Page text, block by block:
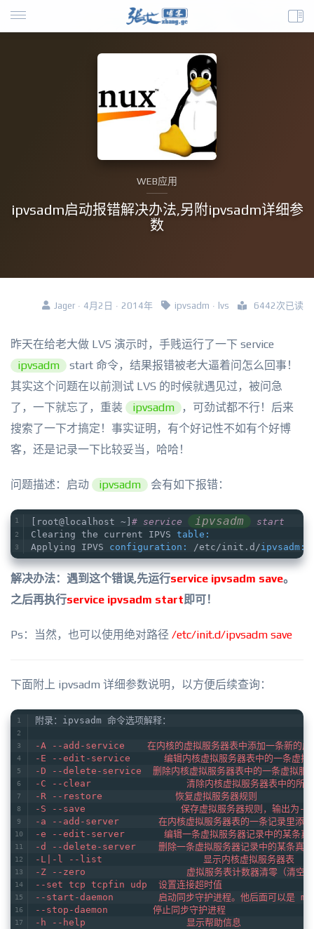
WEB应用
ipvsadm启动报错解决办法,另附ipvsadm详细参
数
Jager · 4月2日 · 2014年 ipvsadm · lvs 6442次已读
昨天在给老大做 LVS 演示时，手贱运行了一下 service
ipvsadm
start 命令，结果报错被老大逼着问怎么回事！
其实这个问题在以前测试 LVS 的时候就遇见过，被问急
了，一下就忘了，重装
ipvsadm
，可劲试都不行！后来
搜索了一下才搞定！事实证明，有个好记性不如有个好博
客，还是记录一下比较妥当，哈哈！
问题描述：启动 ipvsadm 会有如下报错：
[root@localhost ~] # service ipvsadm
start
Clearing the current IPVS table:
Applying IPVS configuration: /etc/init.d/ipvsadm:
解决办法：遇到这个错误,先运行service ipvsadm save。
之后再执行service ipvsadm start即可！
Ps：当然，也可以使用绝对路径 /etc/init.d/ipvsadm save
下面附上 ipvsadm 详细参数说明，以方便后续查询：
附录：ipvsadm 命令选项解释：
-A --add-service    在内核的虚拟服务器表中添加一条新的虚
-E --edit-service      编辑内核虚拟服务器表中的一条虚
-D --delete-service  删除内核虚拟服务器表中的一条虚拟
-C --clear                 清除内核虚拟服务器表中的所
-R --restore             恢复虚拟服务器规则
-S --save                 保存虚拟服务器规则，输出为-R
-a --add-server       在内核虚拟服务器表的一条记录里添加一
-e --edit-server       编辑一条虚拟服务器记录中的某条
-d --delete-server    删除一条虚拟服务器记录中的某条真
-L|-l --list                  显示内核虚拟服务器表
-Z --zero                  虚拟服务表计数器清零（清空当
--set tcp tcpfin udp  设置连接超时值
--start-daemon        启动同步守护进程。他后面可以是
--stop-daemon        停止同步守护进程
-h --help                  显示帮助信息